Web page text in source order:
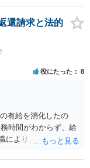
存じます。 通常は、
誤字脱字等を確認 Ⅲ
で、どこかの段階で
りますので、その
証拠である薬品名を
者にこちらの薬品で
ミスに比してこれは
いた方がよいと思い
ハンコが押されたま
、訴訟の勝敗に直結
間延びしている(読め
還請求と法的
役にたった 8
有給を消化したの
時間がわからず、給
により、社や他のス
と、これまでのタイ